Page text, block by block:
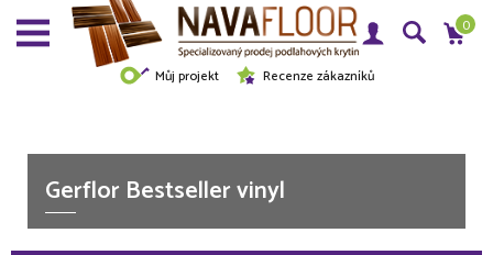
Můj projekt Recenze zákazníků
0
Gerflor Bestseller vinyl